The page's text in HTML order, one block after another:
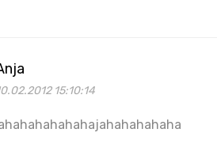
15:10:14